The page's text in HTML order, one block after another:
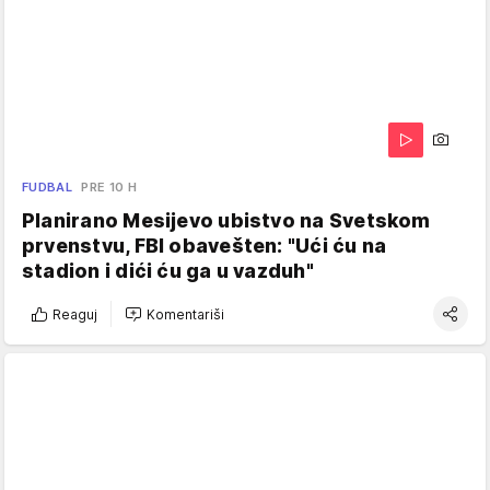
FUDBAL PRE 10 H
Planirano Mesijevo ubistvo na Svetskom
prvenstvu, FBI obavešten: "Ući ću na
stadion i dići ću ga u vazduh"
Reaguj Komentariši